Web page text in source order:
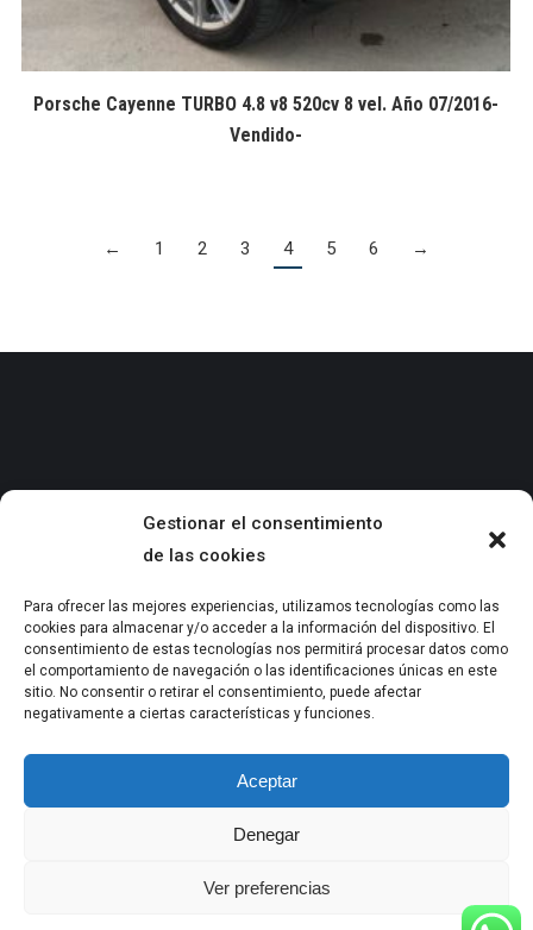
Gestionar el consentimiento
de las cookies
Para ofrecer las mejores experiencias, utilizamos tecnologías como las
cookies para almacenar y/o acceder a la información del dispositivo. El
consentimiento de estas tecnologías nos permitirá procesar datos como
el comportamiento de navegación o las identificaciones únicas en este
sitio. No consentir o retirar el consentimiento, puede afectar
negativamente a ciertas características y funciones.
Aceptar
Denegar
Ver preferencias
Porsche Cayenne TURBO 4.8 v8 520cv 8 vel. Año 07/2016-
Vendido-
← 1 2 3 4 5 6 →
info@mygporsche.com
+34 932 527 380
INICIO
NOTICIAS
TASACIÓN
Instagram
TikTok
YouTube